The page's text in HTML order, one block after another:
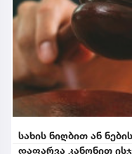
სახის ნიღბით ან
დაფარვა კანონით